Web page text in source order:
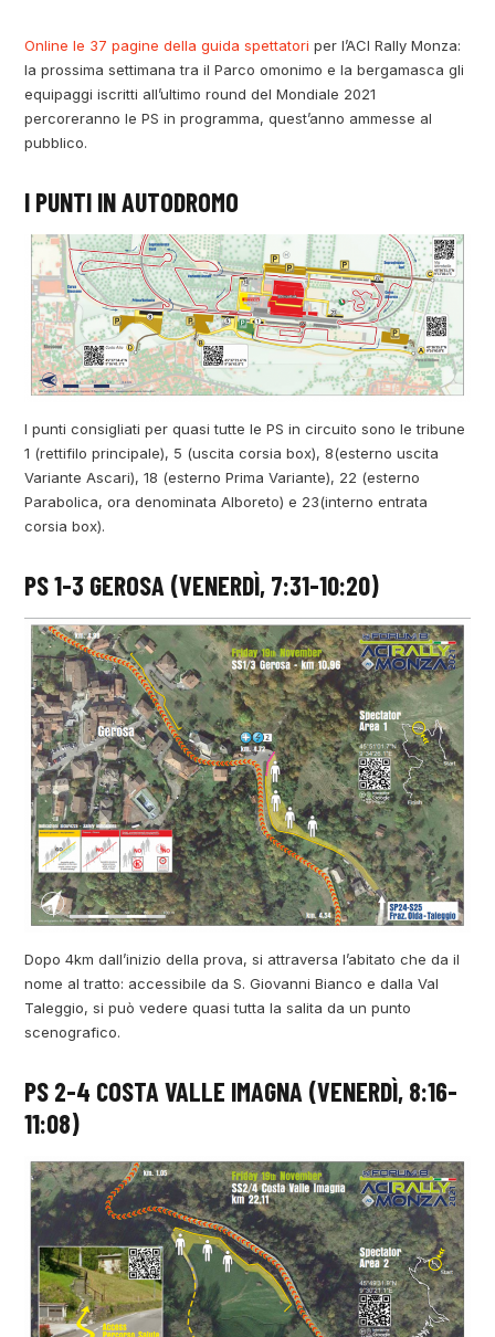
Online le 37 pagine della guida spettatori per l’ACI Rally Monza:
la prossima settimana tra il Parco omonimo e la bergamasca gli
equipaggi iscritti all’ultimo round del Mondiale 2021
percoreranno le PS in programma, quest’anno ammesse al
pubblico.
I PUNTI IN AUTODROMO
I punti consigliati per quasi tutte le PS in circuito sono le tribune
1 (rettifilo principale), 5 (uscita corsia box), 8(esterno uscita
Variante Ascari), 18 (esterno Prima Variante), 22 (esterno
Parabolica, ora denominata Alboreto) e 23(interno entrata
corsia box).
PS 1-3 GEROSA (VENERDÌ, 7:31-10:20)
Dopo 4km dall’inizio della prova, si attraversa l’abitato che da il
nome al tratto: accessibile da S. Giovanni Bianco e dalla Val
Taleggio, si può vedere quasi tutta la salita da un punto
scenografico.
PS 2-4 COSTA VALLE IMAGNA (VENERDÌ, 8:16-
11:08)